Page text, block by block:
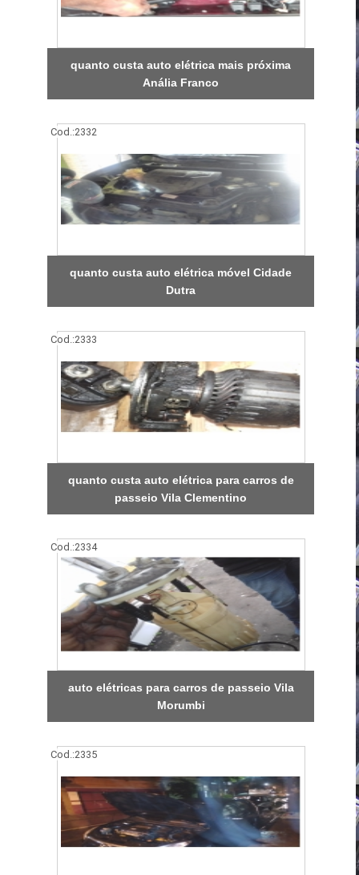
quanto custa auto elétrica mais próxima
Anália Franco
Cod.:2332
quanto custa auto elétrica móvel Cidade
Dutra
Cod.:2333
quanto custa auto elétrica para carros de
passeio Vila Clementino
Cod.:2334
auto elétricas para carros de passeio Vila
Morumbi
Cod.:2335